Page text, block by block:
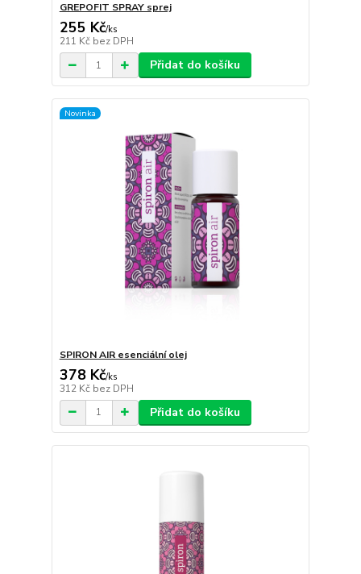
GREPOFIT SPRAY sprej
255 Kč/ks
211 Kč bez DPH
Přidat do košíku
Novinka
SPIRON AIR esenciální olej
378 Kč/ks
312 Kč bez DPH
Přidat do košíku